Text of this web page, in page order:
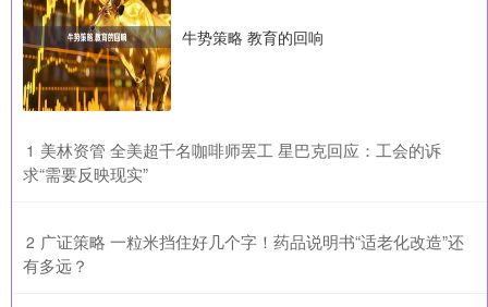
牛势策略 教育的回响
1 ​美林资管 全美超千名咖啡师罢工 星巴克回应：工会的诉
求“需要反映现实”
2 ​广证策略 一粒米挡住好几个字！药品说明书“适老化改造”还
有多远？